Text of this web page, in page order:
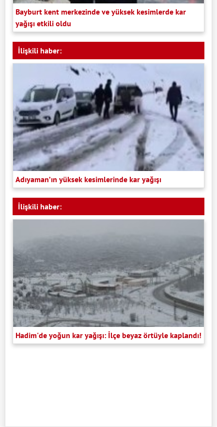
Bayburt kent merkezinde ve yüksek kesimlerde kar
yağışı etkili oldu
İlişkili haber:
Adıyaman’ın yüksek kesimlerinde kar yağışı
İlişkili haber:
Hadim'de yoğun kar yağışı: İlçe beyaz örtüyle kaplandı!